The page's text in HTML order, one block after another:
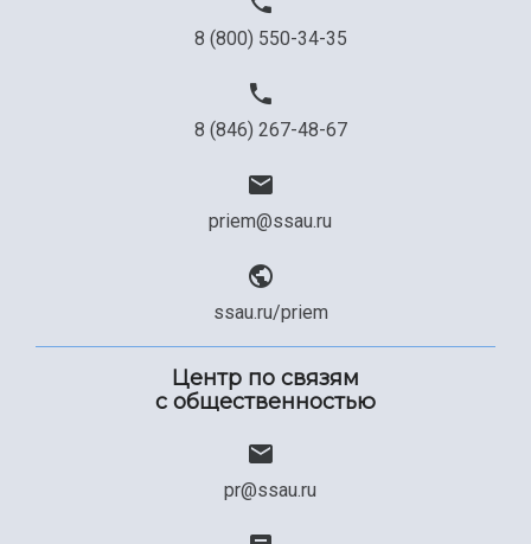
8 (800) 550-34-35
8 (846) 267-48-67
priem@ssau.ru
ssau.ru/priem
Центр по связям
с общественностью
pr@ssau.ru